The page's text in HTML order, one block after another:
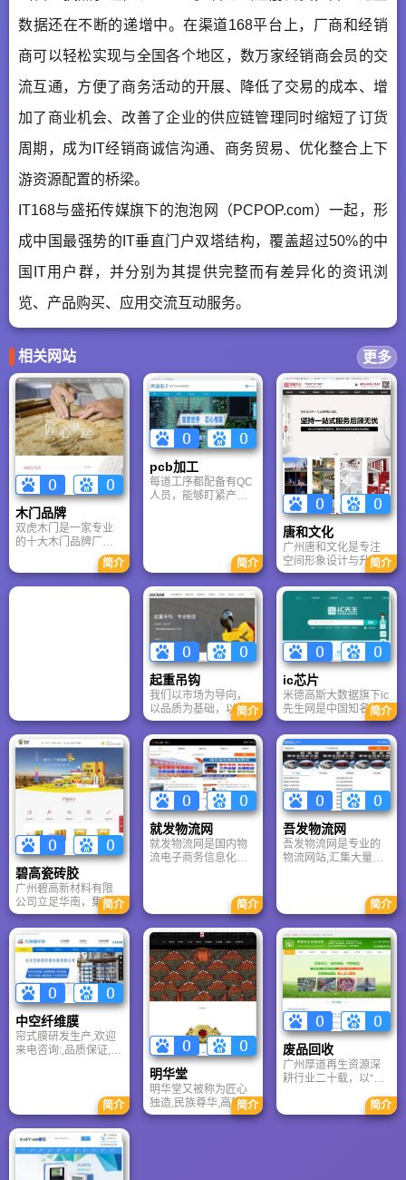
数据还在不断的递增中。在渠道168平台上，厂商和经销
商可以轻松实现与全国各个地区，数万家经销商会员的交
流互通，方便了商务活动的开展、降低了交易的成本、增
加了商业机会、改善了企业的供应链管理同时缩短了订货
周期，成为IT经销商诚信沟通、商务贸易、优化整合上下
游资源配置的桥梁。
IT168与盛拓传媒旗下的泡泡网（PCPOP.com）一起，形
成中国最强势的IT垂直门户双塔结构，覆盖超过50%的中
国IT用户群，并分别为其提供完整而有差异化的资讯浏
览、产品购买、应用交流互动服务。
相关网站 更多
木门品牌
双虎木门是一家专业
的十大木门品牌厂家,
专业前卫的设计理念
引领中国木门消费潮简介
pcb加工
每道工序都配备有QC
人员，能够盯紧产品
量能够得到更有效的
控制。
简介
唐和文化
广州唐和文化是专注
空间形象设计与升级
的文化美学机构，集
策划、设计、施工于
一体。公司拥有4A背
景设计团队，深耕行
业十余年，服务越
秀、富力等1000+客
户。主营企业文化
墙、党建展示、办公
空间建设等业务，坚
持“好形象就是竞争
力”，以匠心打造有内
涵、有记忆标签的空
间精品，赋能企业品
牌增值。
简介
起重吊钩
我们以市场为导向，
以品质为基础，以透
明的价格和良好的服
务推进顾客成功为目
标。目前为止，我们
已经全球50多个国
家，出口过产品。
简介
ic芯片
米德高斯大数据旗下ic
先生网是中国知名的
电子元器件采购平
台，商城所售原装元
器件主要有电阻、电
容、ic芯片、半导体等
简介
碧高瓷砖胶
广州碧高新材料有限
公司立足华南，集研
产销服务于一体，专
攻铝模及装配式建筑
墙面空鼓、脱落等行
业痛点。公司引进美
德设备，融合欧日技
术，提供瓷砖背涂
胶、岩板胶、美缝剂
等全系列环保建材。
秉持“创新发展、质量
至上”理念，碧高以卓
越产品与专业服务，
简介
就发物流网
就发物流网是国内物
流电子商务信息化推
简介
吾发物流网
吾发物流网是专业的
物流网站,汇集大量物
线、货源车辆、快递
搬家、货运代理等相
关物流信息。
简介
中空纤维膜
帘式膜研发生产,欢迎
来电咨询:,品质保证,价
简介
明华堂
明华堂又被称为匠心
独造,民族尊华,高端汉
服第一品牌。明华堂
简介
废品回收
广州厚道再生资源深
耕行业二十载，以“高
回收标杆。公司专注
整厂打包与各类闲置
简介